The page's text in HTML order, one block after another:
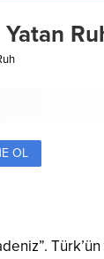
Yatan
OL